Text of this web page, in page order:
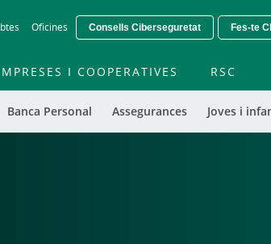
to
contentt
Oficines Consells Ciberseguretat Fes-te
Banca Personal Assegurances Joves i
I COOPERATIVES RSC